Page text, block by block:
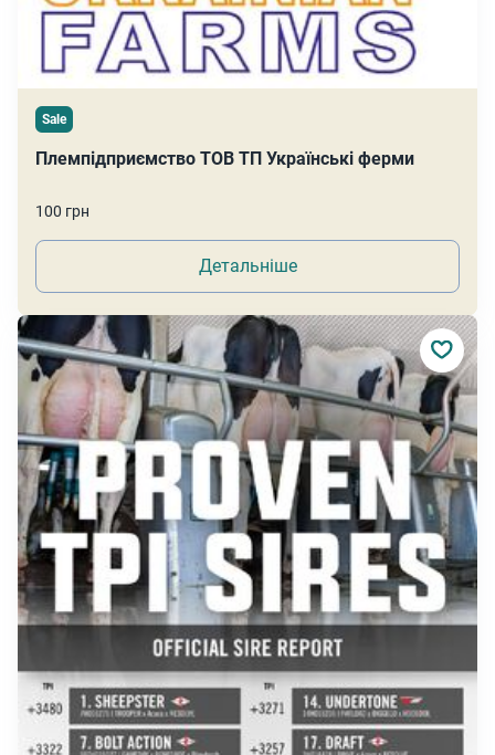
Sale
Племпідприємство ТОВ ТП Українські ферми
100 грн
Детальніше